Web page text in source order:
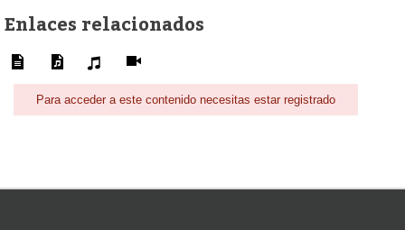
Enlaces relacionados
Para acceder a este contenido necesitas estar registrado